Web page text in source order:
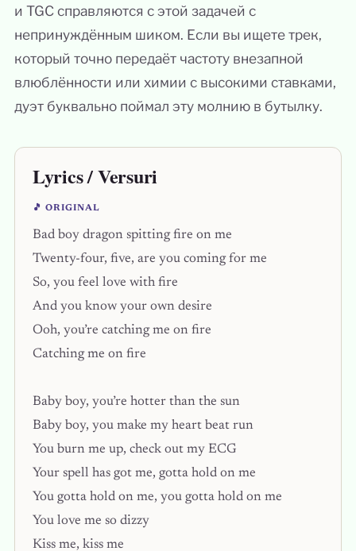
и TGC справляются с этой задачей с
непринуждённым шиком. Если вы ищете трек,
который точно передаёт частоту внезапной
влюблённости или химии с высокими ставками,
дуэт буквально поймал эту молнию в бутылку.
Lyrics / Versuri
🎵 ORIGINAL
Bad boy dragon spitting fire on me
Twenty-four, five, are you coming for me
So, you feel love with fire
And you know your own desire
Ooh, you’re catching me on fire
Catching me on fire
Baby boy, you’re hotter than the sun
Baby boy, you make my heart beat run
You burn me up, check out my ECG
Your spell has got me, gotta hold on me
You gotta hold on me, you gotta hold on me
You love me so dizzy
Kiss me, kiss me